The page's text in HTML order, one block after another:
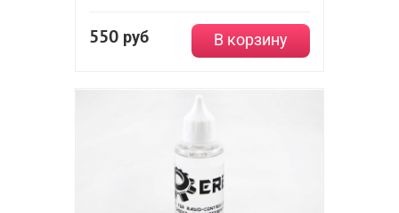
550 руб В корзину